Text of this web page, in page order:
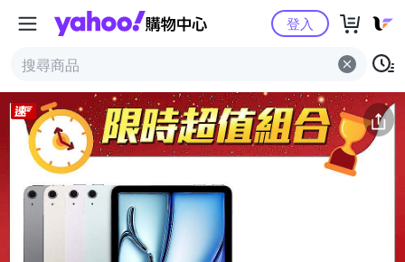
Yahoo購物中心
登入
商品簡介 商品詳情 規格表 猜你喜歡